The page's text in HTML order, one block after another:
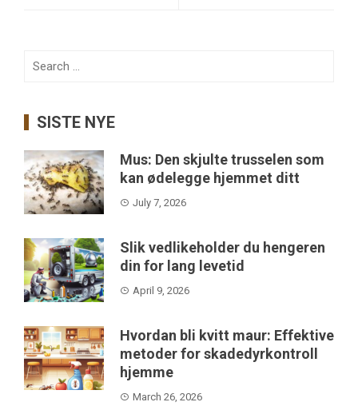
Search
SISTE NYE
Mus: Den skjulte trusselen som
kan ødelegge hjemmet ditt
July 7, 2026
Slik vedlikeholder du hengeren
din for lang levetid
April 9, 2026
Hvordan bli kvitt maur: Effektive
metoder for skadedyrkontroll
hjemme
March 26, 2026